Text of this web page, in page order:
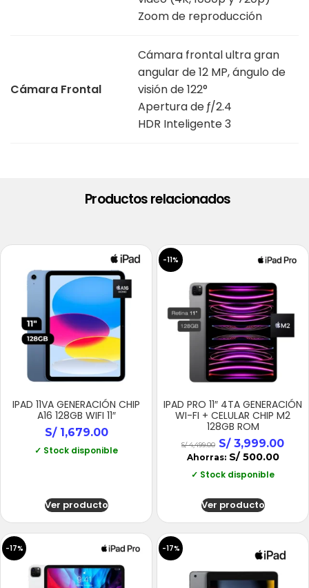
Zoom de reproducción
Cámara Frontal
Cámara frontal ultra gran
angular de 12 MP, ángulo de
visión de 122°
Apertura de ƒ/2.4
HDR Inteligente 3
Productos relacionados
IPAD 11VA GENERACIÓN CHIP
A16 128GB WIFI 11″
S/1,679.00
✓ Stock disponible
Ver producto
-11%
IPAD PRO 11″ 4TA GENERACIÓN
WI-FI + CELULAR CHIP M2
128GB ROM
S/4,499.00 S/3,999.00
Ahorras: S/500.00
✓ Stock disponible
Ver producto
-17% -17%